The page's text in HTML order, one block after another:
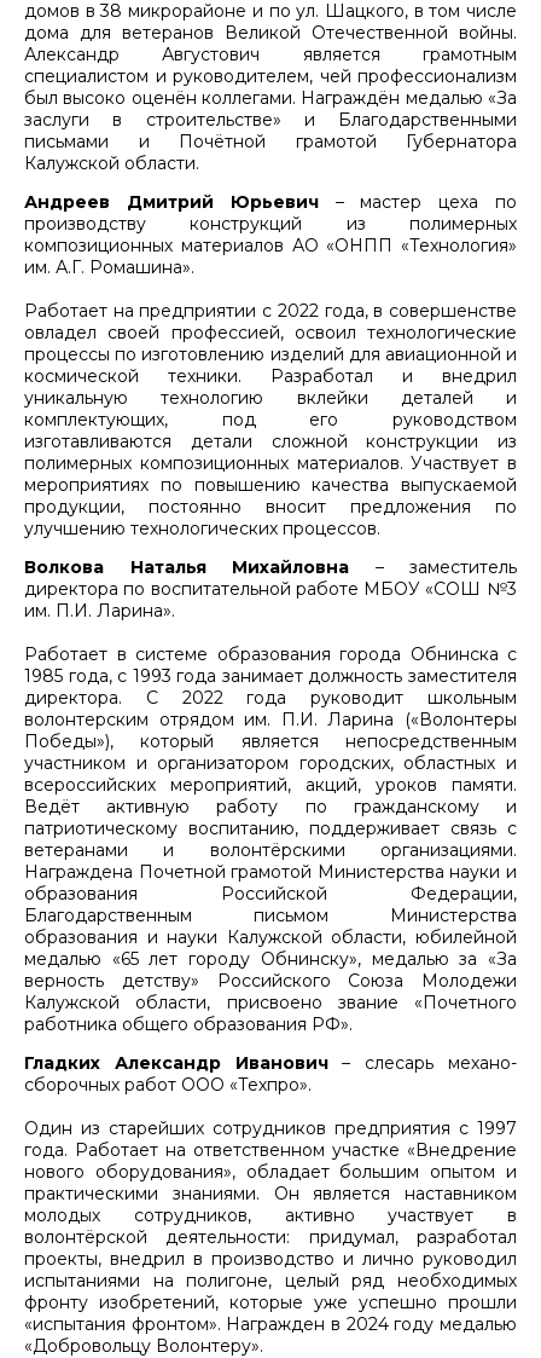
домов в 38 микрорайоне и по ул. Шацкого, в том числе
дома для ветеранов Великой Отечественной войны.
Александр Августович является грамотным
специалистом и руководителем, чей профессионализм
был высоко оценён коллегами. Награждён медалью «За
заслуги в строительстве» и Благодарственными
письмами и Почётной грамотой Губернатора
Калужской области.
Андреев Дмитрий Юрьевич– мастер цеха по
производству конструкций из полимерных
композиционных материалов АО «ОНПП «Технология»
им. А.Г. Ромашина».
Работает на предприятии с 2022 года, в совершенстве
овладел своей профессией, освоил технологические
процессы по изготовлению изделий для авиационной и
космической техники. Разработал и внедрил
уникальную технологию вклейки деталей и
комплектующих, под его руководством
изготавливаются детали сложной конструкции из
полимерных композиционных материалов. Участвует в
мероприятиях по повышению качества выпускаемой
продукции, постоянно вносит предложения по
улучшению технологических процессов.
Волкова Наталья Михайловна – заместитель
директора по воспитательной работе МБОУ «СОШ №3
им. П.И. Ларина».
Работает в системе образования города Обнинска с
1985 года, с 1993 года занимает должность заместителя
директора. С 2022 года руководит школьным
волонтерским отрядом им. П.И. Ларина («Волонтеры
Победы»), который является непосредственным
участником и организатором городских, областных и
всероссийских мероприятий, акций, уроков памяти.
Ведёт активную работу по гражданскому и
патриотическому воспитанию, поддерживает связь с
ветеранами и волонтёрскими организациями.
Награждена Почетной грамотой Министерства науки и
образования Российской Федерации,
Благодарственным письмом Министерства
образования и науки Калужской области, юбилейной
медалью «65 лет городу Обнинску», медалью за «За
верность детству» Российского Союза Молодежи
Калужской области, присвоено звание «Почетного
работника общего образования РФ».
Гладких Александр Иванович– слесарь механо-
сборочных работ ООО «Техпро».
Один из старейших сотрудников предприятия с 1997
года. Работает на ответственном участке «Внедрение
нового оборудования», обладает большим опытом и
практическими знаниями. Он является наставником
молодых сотрудников, активно участвует в
волонтёрской деятельности: придумал, разработал
проекты, внедрил в производство и лично руководил
испытаниями на полигоне, целый ряд необходимых
фронту изобретений, которые уже успешно прошли
«испытания фронтом». Награжден в 2024 году медалью
«Добровольцу Волонтеру».